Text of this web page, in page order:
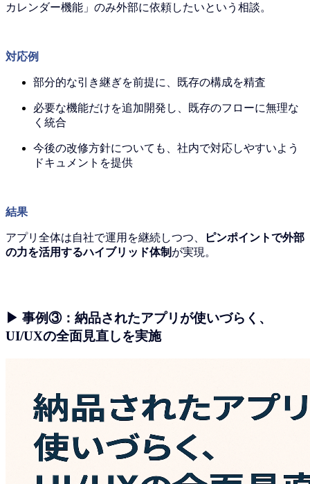
カレンダー機能」のみ外部に依頼したいという相談。
対応例
部分的な引き継ぎを前提に、既存の構成を精査
必要な機能だけを追加開発し、既存のフローに無理な
く統合
今後の改修方針についても、社内で対応しやすいよう
ドキュメントを提供
結果
アプリ全体は自社で運用を継続しつつ、
ピンポイントで外部
の力を活用するハイブリッド体制 が実現。
▶ 事例③：納品されたアプリが使いづらく、
UI/UXの全面見直しを実施